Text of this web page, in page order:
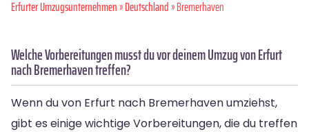
Erfurter Umzugsunternehmen»Deutschland» Bremer­haven
Welche Vorbereitungen musst du vor deinem Umzug von Erfurt
nach Bremerhaven treffen?
Wenn du von Erfurt nach Bremerhaven umziehst,
gibt es einige wichtige Vorbereitungen, die du treffen